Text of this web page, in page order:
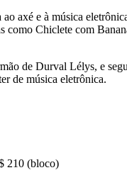
axé e à música
Chiclete com
de Durval Lélys, e
de música eletrônica.
210 (bloco)